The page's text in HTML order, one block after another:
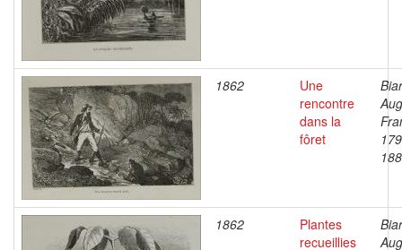
1862
Une
rencontre
dans la
fôret
1862
Plantes
recueillies